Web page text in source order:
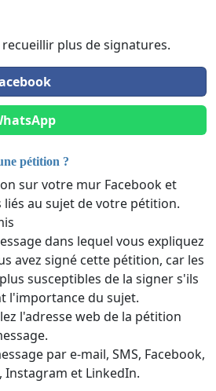
plus de signatures.
pétition ?
sur votre mur Facebook et
liés au sujet de votre pétition.
dans lequel vous expliquez
avez signé cette pétition, car les
susceptibles de la signer s'ils
l'importance du sujet.
l'adresse web de la pétition
par e-mail, SMS, Facebook,
Instagram et LinkedIn.